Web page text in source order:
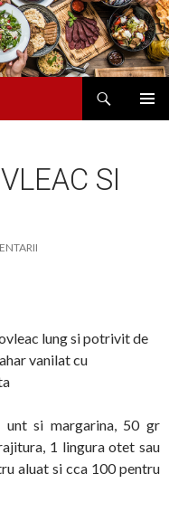
SI
lung si potrivit de
vanilat cu
unt si margarina, 50 gr
1 lingura otet sau
aluat si cca 100 pentru